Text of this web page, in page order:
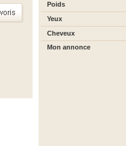
Poids
Yeux
Cheveux
Mon annonce